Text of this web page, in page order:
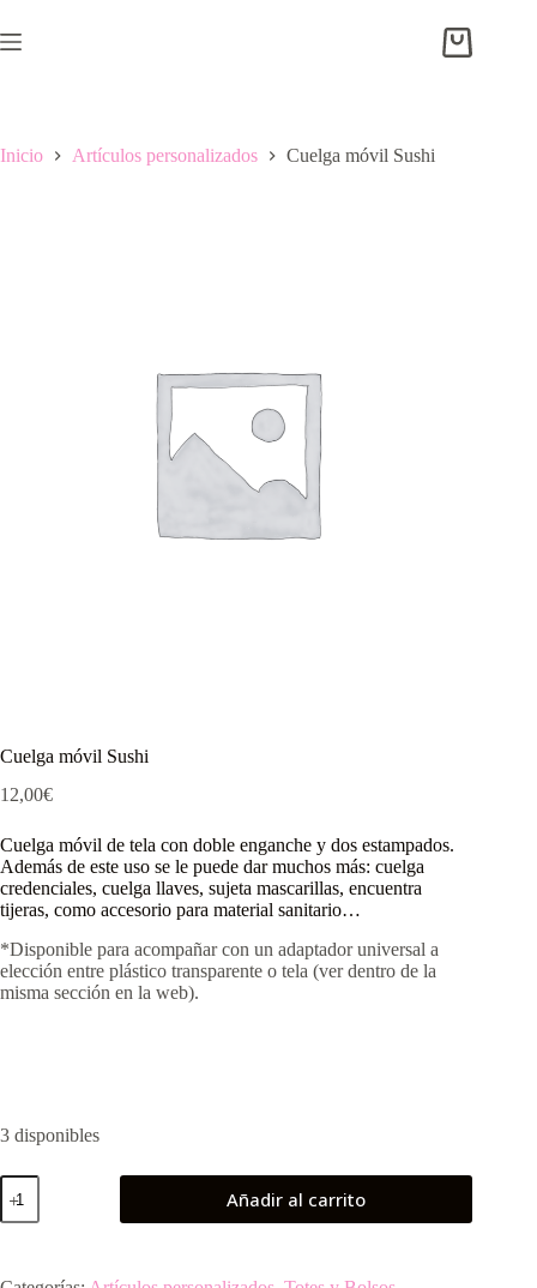
al
contenido
Carro
Inicio Artículos personalizados Cuelga móvil Sushi
Cuelga móvil Sushi
12,00€
Cuelga móvil de tela con doble enganche y dos estampados.
Además de este uso se le puede dar muchos más: cuelga
credenciales, cuelga llaves, sujeta mascarillas, encuentra
tijeras, como accesorio para material sanitario…
*Disponible para acompañar con un adaptador universal a
elección entre plástico transparente o tela (ver dentro de la
misma sección en la web).
3 disponibles
Cuelga
móvil
Sushi
Añadir al carrito